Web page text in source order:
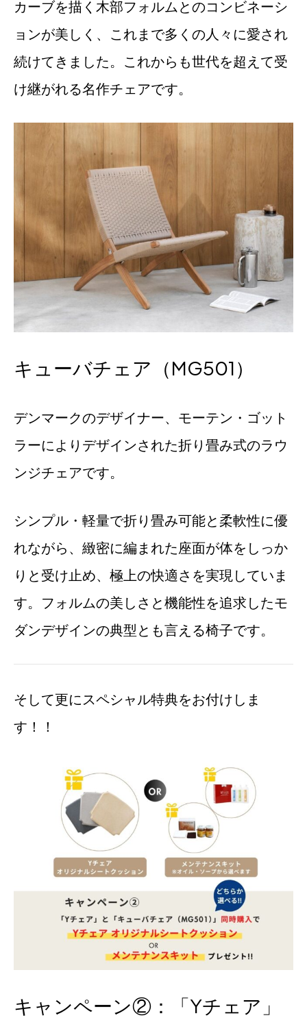
カーブを描く木部フォルムとのコンビネーシ
ョンが美しく、これまで多くの人々に愛され
続けてきました。これからも世代を超えて受
け継がれる名作チェアです。
キューバチェア（MG501）
デンマークのデザイナー、モーテン・ゴット
ラーによりデザインされた折り畳み式のラウ
ンジチェアです。
シンプル・軽量で折り畳み可能と柔軟性に優
れながら、緻密に編まれた座面が体をしっか
りと受け止め、極上の快適さを実現していま
す。フォルムの美しさと機能性を追求したモ
ダンデザインの典型とも言える椅子です。
そして更にスペシャル特典をお付けしま
す！！
キャンペーン②：「Yチェア」